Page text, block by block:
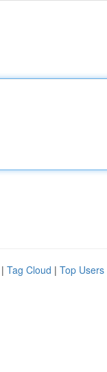
| Tag Cloud | Top Users